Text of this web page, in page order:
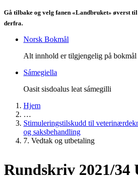
Gå tilbake og velg fanen «Landbruket» øverst
derfra.
Norsk Bokmål
Alt innhold er tilgjengelig på bokmål
Sámegiella
Oasit sisdoalus leat sámegilli
Hjem
…
Stimuleringstilskudd til
og saksbehandling
7. Vedtak og utbetaling
Rundskriv 2021/34